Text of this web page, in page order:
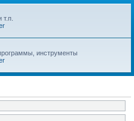
инструменты